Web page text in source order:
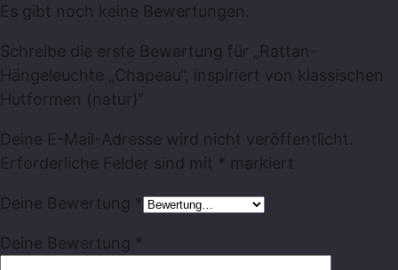
Es gibt noch keine Bewertungen.
Schreibe die erste Bewertung für „Rattan-
Hängeleuchte „Chapeau“, inspiriert von klassischen
Hutformen (natur)“
Deine E-Mail-Adresse wird nicht veröffentlicht.
Erforderliche Felder sind mit * markiert
Deine Bewertung *
Deine Bewertung *